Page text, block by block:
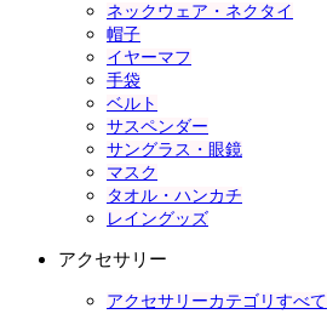
ネックウェア・ネクタイ
帽子
イヤーマフ
手袋
ベルト
サスペンダー
サングラス・眼鏡
マスク
タオル・ハンカチ
レイングッズ
アクセサリー
アクセサリーカテゴリすべて